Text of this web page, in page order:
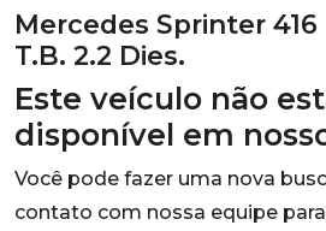
Mercedes Sprinter
T.B. 2.2 Dies.
Este veículo não
disponível em
Você pode fazer uma nova
contato com nossa equipe